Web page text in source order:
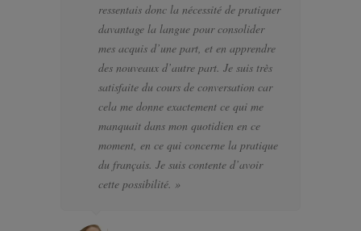
ressentais donc la nécessité de pratiquer
davantage la langue pour consolider
mes acquis d’une part, et en apprendre
des nouveaux d’autre part. Je suis très
satisfaite du cours de conversation car
cela me donne exactement ce qui me
manquait dans mon quotidien en ce
moment, en ce qui concerne la pratique
du français. Je suis contente d’avoir
cette possibilité. »